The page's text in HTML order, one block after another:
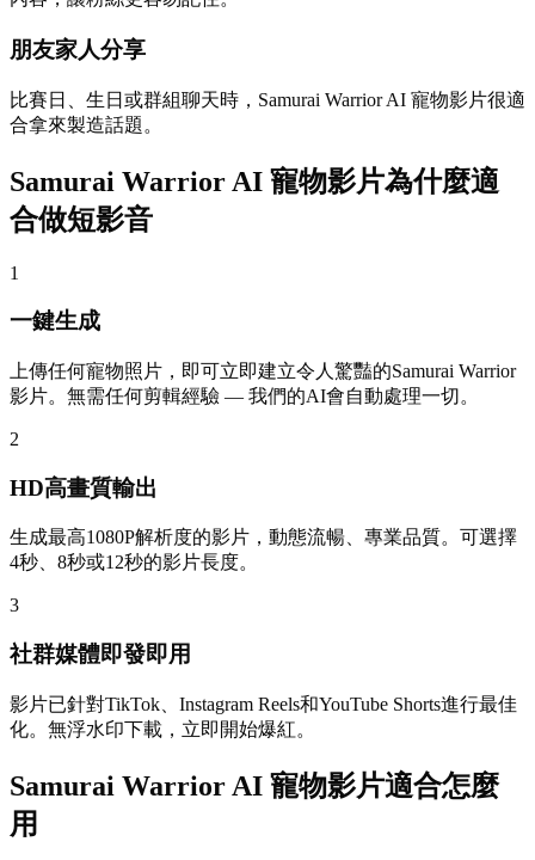
朋友家人分享
比賽日、生日或群組聊天時，Samurai Warrior AI 寵物影片很適
合拿來製造話題。
Samurai Warrior AI 寵物影片為什麼適
合做短影音
1
一鍵生成
上傳任何寵物照片，即可立即建立令人驚豔的Samurai Warrior
影片。無需任何剪輯經驗 — 我們的AI會自動處理一切。
2
HD高畫質輸出
生成最高1080P解析度的影片，動態流暢、專業品質。可選擇
4秒、8秒或12秒的影片長度。
3
社群媒體即發即用
影片已針對TikTok、Instagram Reels和YouTube Shorts進行最佳
化。無浮水印下載，立即開始爆紅。
Samurai Warrior AI 寵物影片適合怎麼
用